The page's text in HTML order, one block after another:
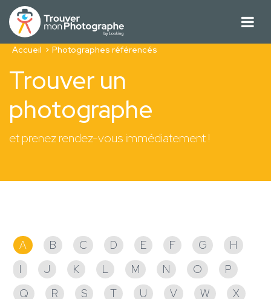
Accueil Photographes référencés
Trouver un
photographe
et prenez rendez-vous immédiatement !
A B C D E F G
H
I
J K L M N O
P
Q
R S T U V W
X